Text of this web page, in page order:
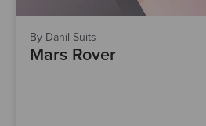
By Danil Suits
Mars Rover